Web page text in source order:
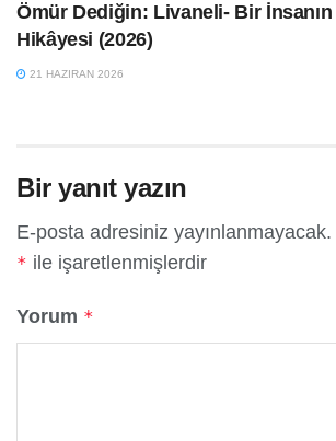
Ömür Dediğin: Livaneli- Bir
Hikâyesi (2026)
21 HAZIRAN 2026
Bir yanıt yazın
E-posta adresiniz yayınlanmayacak.
* ile işaretlenmişlerdir
Yorum *